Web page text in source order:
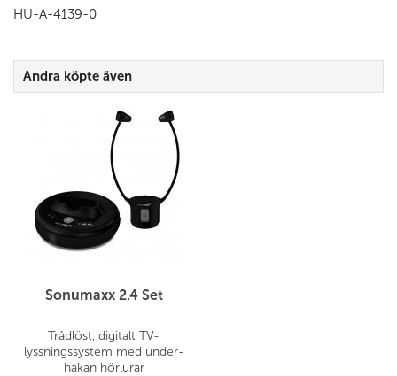
HU-A-4139-0
Andra köpte även
Sonumaxx 2.4 Set
Trådlöst, digitalt TV-
lyssningssystem med under-
hakan hörlurar